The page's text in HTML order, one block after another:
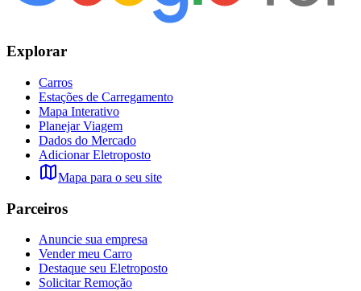
Explorar
Carros
Estações de Carregamento
Mapa Interativo
Planejar Viagem
Dados do Mercado
Adicionar Eletroposto
Mapa para o seu site
Parceiros
Anuncie sua empresa
Vender meu Carro
Destaque seu Eletroposto
Solicitar Remoção